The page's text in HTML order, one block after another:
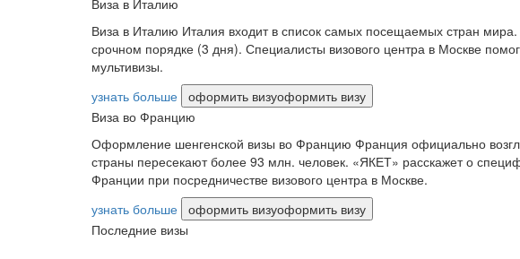
Виза в Италию
Виза в Италию Италия входит в список самых посещаемых стран
срочном порядке (3 дня). Специалисты визового центра в Москве
мультивизы.
узнать больше оформить визуоформить визу
Виза во Францию
Оформление шенгенской визы во Францию Франция официально
страны пересекают более 93 млн. человек. «ЯКЕТ» расскажет о
Франции при посредничестве визового центра в Москве.
узнать больше оформить визуоформить визу
Последние визы